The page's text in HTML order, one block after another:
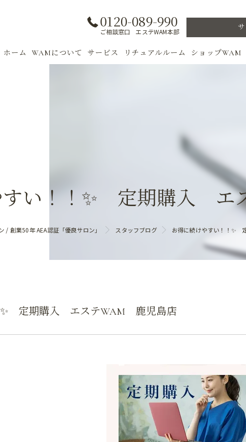
0120-089-990
ご相談窓口 エステWAM本部
ホーム WAMについて サービス
女性専用フィットネス
リチュアルルーム ショップWAM
すい！！✨ 定期購入 エ
/ 創業50年 AEA認証「優良サロン」 スタッフブログ お得に続けやすい！！✨
✨ 定期購入 エステWAM 鹿児島店